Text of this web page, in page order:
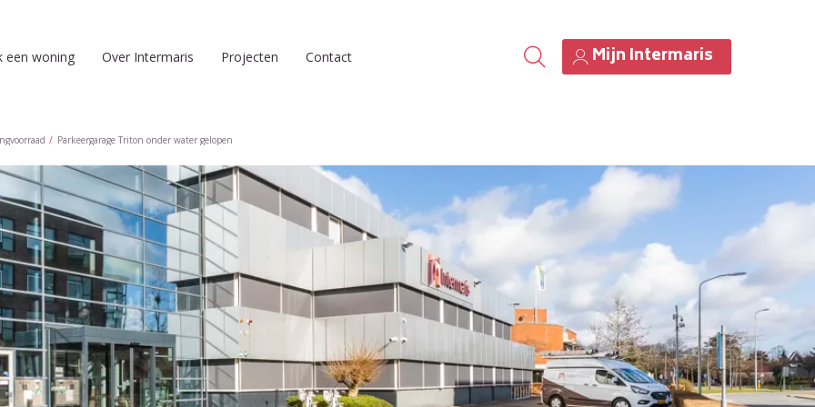
een woning Over Intermaris Projecten Contact Mijn Intermaris
Parkeergarage Triton onder water gelopen